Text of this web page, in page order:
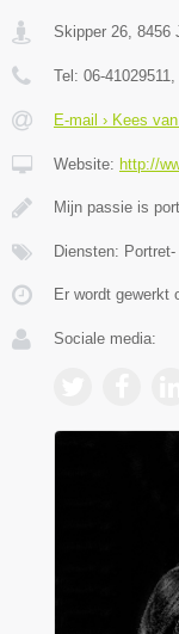
Skipper 26, 8456
Tel: 06-41029511,
E-mail › Kees
Website: http://
Mijn passie is
Diensten:
Er wordt gewerkt
Sociale media: